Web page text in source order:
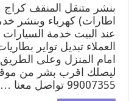
بنشر متنقل المنقف كراج
اطارات) كهرباء وبنشر
عند البيت خدمة
العملاء تبديل تواير
امام المنزل وعلى
ليصلك اقرب بشر من
99007355 تواصل معنا …